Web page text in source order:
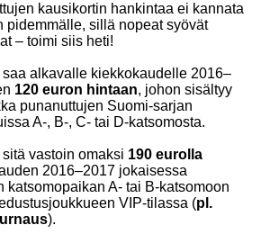
kausikortin hankintaa ei kannata
pidemmälle, sillä nopeat syövät
– toimi siis heti!
alkavalle kiekkokaudelle 2016–
120 euron hintaan, johon sisältyy
punanuttujen Suomi-sarjan
A-, B-, C- tai D-katsomosta.
vastoin omaksi 190 eurolla
2016–2017 jokaisessa
katsomopaikan A- tai B-katsomoon
VIP-tilassa (pl.
).